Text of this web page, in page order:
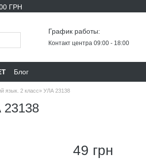
ГРН
График работы:
Контакт центра 09:00 - 18:00
Блог
язык. 2 класс» УЛА 23138
23138
49 грн